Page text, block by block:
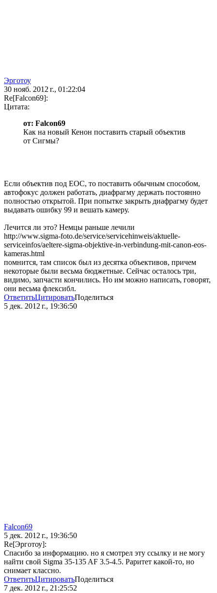
Эрготоу
30 нояб. 2012 г., 01:22:04
Re[Falcon69]:
Цитата:
от: Falcon69
Как на новый Кенон поставить старый объектив
от Сигмы?
Если объектив под ЕОС, то поставить обычным способом,
автофокус должен работать, диафрагму держать постоянно
полностью открытой. При попытке закрыть диафрагму будет
выдавать ошибку 99 и вешать камеру.
Лечится ли это? Немцы раньше лечили
http://www.sigma-foto.de/service/servicehinweis/aktuelle-
serviceinfos/aeltere-sigma-objektive-in-verbindung-mit-canon-eos-
kameras.html
помнится, там список был из десятка объективов, причем
некоторые были весьма бюджетные. Сейчас осталось три,
видимо, запчасти кончились. Но им можно написать, говорят,
они весьма флексибл.
ОтветитьЦитироватьПоделиться
5 дек. 2012 г., 19:36:50
Falcon69
5 дек. 2012 г., 19:36:50
Re[Эрготоу]:
Спасибо за информацию. но я смотрел эту ссылку и не могу
найти свой Sigma 35-135 AF 3.5-4.5. Раритет какой-то, но
снимает классно.
ОтветитьЦитироватьПоделиться
7 дек. 2012 г., 21:25:52